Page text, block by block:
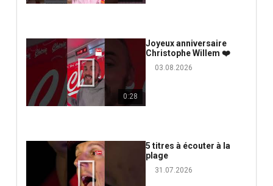
0:28
Joyeux anniversaire
Christophe Willem ❤️
03.08.2026
5 titres à écouter à la
plage
31.07.2026